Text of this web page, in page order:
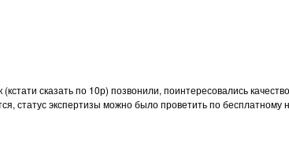
сказать по 10р) позвонили, поинтересовались
статус экспертизы можно было проветить по бесплатному